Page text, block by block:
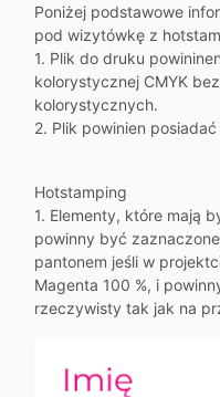
Poniżej podstawowe
pod wizytówkę z
1. Plik do druku
kolorystycznej CMYK
kolorystycznych.
2. Plik powinien
Hotstamping
1. Elementy, które mają
powinny być
pantonem jeśli w
Magenta 100 %, i
rzeczywisty tak jak na